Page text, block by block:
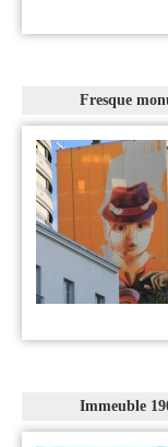
Fresque
Immeuble